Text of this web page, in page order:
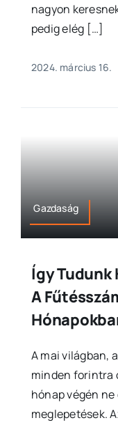
nagyon
pedig elég […]
2024. március 16.
Gazdaság
Így
A
A mai világban,
minden forintra
hónap végén
meglepetések.